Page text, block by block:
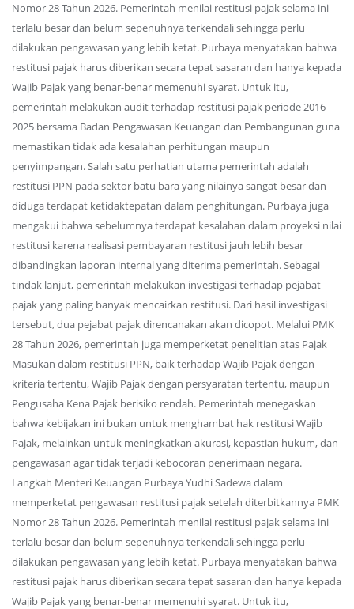
Nomor 28 Tahun 2026. Pemerintah menilai restitusi pajak selama ini
terlalu besar dan belum sepenuhnya terkendali sehingga perlu
dilakukan pengawasan yang lebih ketat. Purbaya menyatakan bahwa
restitusi pajak harus diberikan secara tepat sasaran dan hanya kepada
Wajib Pajak yang benar-benar memenuhi syarat. Untuk itu,
pemerintah melakukan audit terhadap restitusi pajak periode 2016–
2025 bersama Badan Pengawasan Keuangan dan Pembangunan guna
memastikan tidak ada kesalahan perhitungan maupun
penyimpangan. Salah satu perhatian utama pemerintah adalah
restitusi PPN pada sektor batu bara yang nilainya sangat besar dan
diduga terdapat ketidaktepatan dalam penghitungan. Purbaya juga
mengakui bahwa sebelumnya terdapat kesalahan dalam proyeksi nilai
restitusi karena realisasi pembayaran restitusi jauh lebih besar
dibandingkan laporan internal yang diterima pemerintah. Sebagai
tindak lanjut, pemerintah melakukan investigasi terhadap pejabat
pajak yang paling banyak mencairkan restitusi. Dari hasil investigasi
tersebut, dua pejabat pajak direncanakan akan dicopot. Melalui PMK
28 Tahun 2026, pemerintah juga memperketat penelitian atas Pajak
Masukan dalam restitusi PPN, baik terhadap Wajib Pajak dengan
kriteria tertentu, Wajib Pajak dengan persyaratan tertentu, maupun
Pengusaha Kena Pajak berisiko rendah. Pemerintah menegaskan
bahwa kebijakan ini bukan untuk menghambat hak restitusi Wajib
Pajak, melainkan untuk meningkatkan akurasi, kepastian hukum, dan
pengawasan agar tidak terjadi kebocoran penerimaan negara.
Langkah Menteri Keuangan Purbaya Yudhi Sadewa dalam
memperketat pengawasan restitusi pajak setelah diterbitkannya PMK
Nomor 28 Tahun 2026. Pemerintah menilai restitusi pajak selama ini
terlalu besar dan belum sepenuhnya terkendali sehingga perlu
dilakukan pengawasan yang lebih ketat. Purbaya menyatakan bahwa
restitusi pajak harus diberikan secara tepat sasaran dan hanya kepada
Wajib Pajak yang benar-benar memenuhi syarat. Untuk itu,